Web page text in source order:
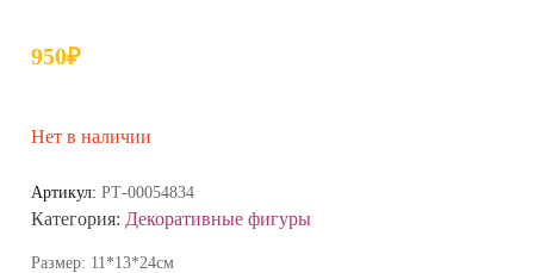
950₽
Нет в наличии
Артикул:РТ-00054834
Категория: Декоративные фигуры
Размер: 11*13*24см